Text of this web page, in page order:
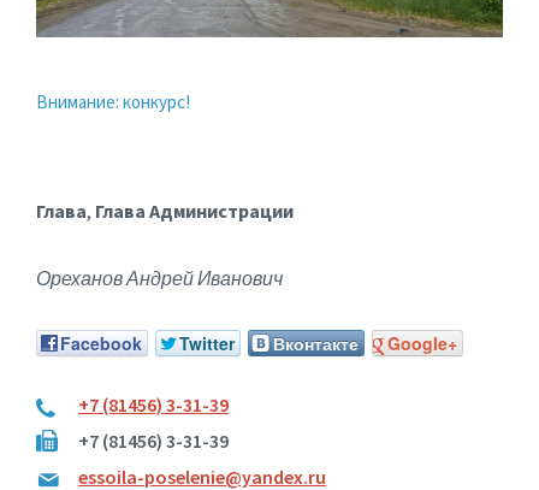
Внимание: конкурс!
Глава, Глава Администрации
Ореханов Андрей Иванович
Facebook Twitter Вконтакте Google+
+7 (81456) 3-31-39
+7 (81456) 3-31-39
essoila-poselenie@yandex.ru